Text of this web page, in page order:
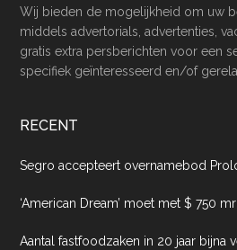
Wij bieden de mogelijkheid om uw
middels advertorials, advertenties,
gratis extra persberichten voor een
specifiek geïnteresseerd en/of
RECENT
Segro accepteert overnamebod
‘American Dream’ moet met $ 750
Aantal fastfoodzaken in 20 jaar bijna